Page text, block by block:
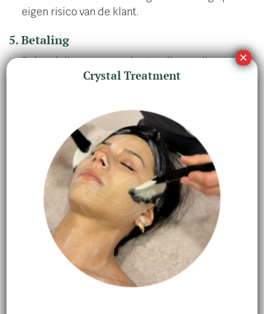
eigen risico van de klant.
5. Betaling
Behandelingen en producten dienen direct na
afloop of levering betaald te worden, tenzij
Beautyvit accepteert pinbetalingen en contante
betalingen in de salon. In de webshop kan
betaald worden via de beschikbare
betaalmethoden.
Bij niet-tijdige betaling kan Beautyvit
incassokosten in rekening brengen.
6. Overmacht
Beautyvit is niet aansprakelijk voor schade of
vertraging indien sprake is van overmacht, zoals
ziekte, storingen, brand of problemen met
leveranciers/vervoerders.
Crystal Treatment